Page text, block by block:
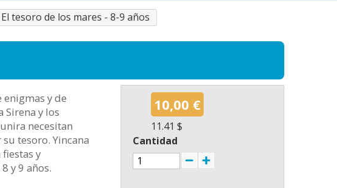
El tesoro de los mares - 8-9 años
enigmas y de
Sirena y los
necesitan
tesoro. Yincana
y
y 9 años.
10,00 €
11.41 $
Cantidad